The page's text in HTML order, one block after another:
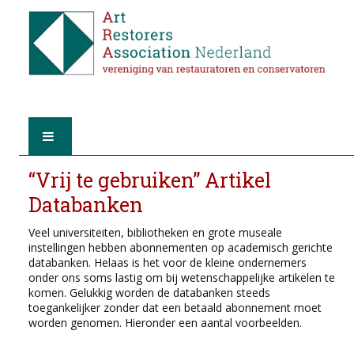
HOME
OVER A.R.A.
DE RESTAURATOREN
LID WORDEN
VIND EEN RESTAURATOR
“Vrij te gebruiken” Artikel
Databanken
Veel universiteiten, bibliotheken en grote museale
instellingen hebben abonnementen op academisch gerichte
databanken. Helaas is het voor de kleine ondernemers
onder ons soms lastig om bij wetenschappelijke artikelen te
komen. Gelukkig worden de databanken steeds
toegankelijker zonder dat een betaald abonnement moet
worden genomen. Hieronder een aantal voorbeelden.